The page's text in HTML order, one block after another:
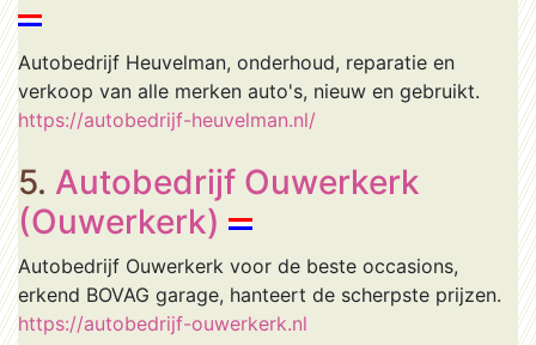
Autobedrijf Heuvelman, onderhoud, reparatie en
verkoop van alle merken auto's, nieuw en gebruikt.
https://autobedrijf-heuvelman.nl/
5. Autobedrijf Ouwerkerk
(Ouwerkerk)
Autobedrijf Ouwerkerk voor de beste occasions,
erkend BOVAG garage, hanteert de scherpste prijzen.
https://autobedrijf-ouwerkerk.nl